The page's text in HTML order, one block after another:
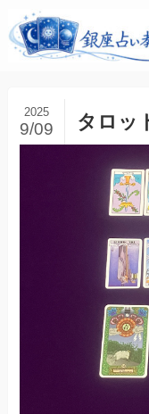
タロッ
2025
9/09